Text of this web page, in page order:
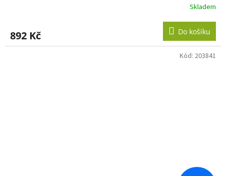
Skladem
892 Kč Do košíku
Kód: 203841